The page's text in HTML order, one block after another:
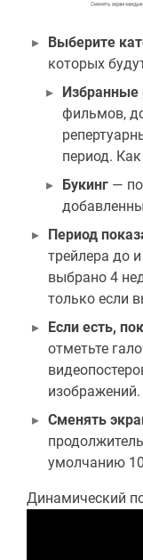
Выберите
которых
Избранные
фильмов,
период.
Букинг —
Период
трейлера до
выбрано 4
только если
Если есть,
отметьте
изображений.
Сменять
умолчанию
Динамический